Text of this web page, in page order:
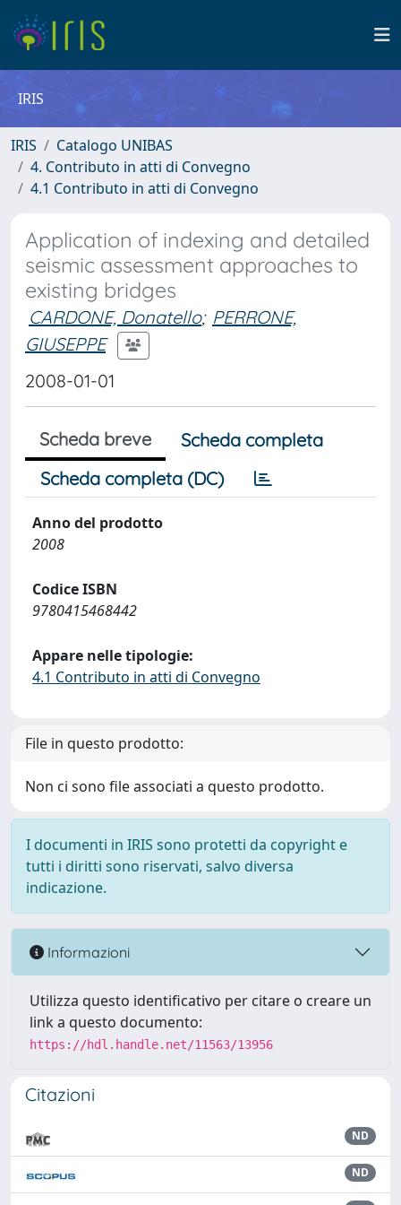
IRIS
IRIS
Catalogo UNIBAS
4. Contributo in atti di Convegno
4.1 Contributo in atti di Convegno
Application of indexing and detailed
seismic assessment approaches to
existing bridges
CARDONE, Donatello; PERRONE,
GIUSEPPE
2008-01-01
Scheda breve
Scheda completa
Scheda completa (DC)
Anno del prodotto
2008
Codice ISBN
9780415468442
Appare nelle tipologie:
4.1 Contributo in atti di Convegno
File in questo prodotto:
Non ci sono file associati a questo prodotto.
I documenti in IRIS sono protetti da copyright e
tutti i diritti sono riservati, salvo diversa
indicazione.
Informazioni
Utilizza questo identificativo per citare o creare un
link a questo documento:
https://hdl.handle.net/11563/13956
Citazioni
ND
ND